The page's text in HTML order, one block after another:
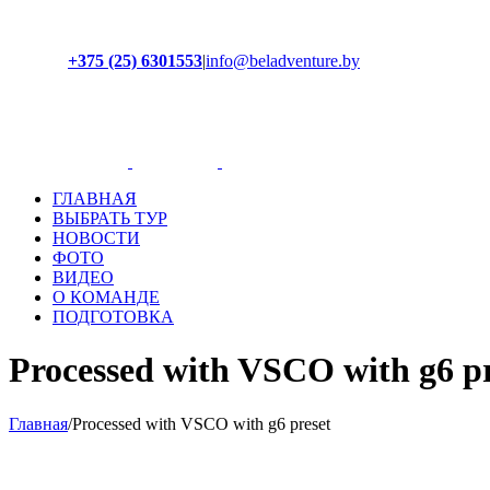
+375 (25) 6301553|info@beladventure.by
ГЛАВНАЯ
ВЫБРАТЬ ТУР
НОВОСТИ
ФОТО
ВИДЕО
О КОМАНДЕ
ПОДГОТОВКА
Processed with VSCO with g6
Главная/Processed with VSCO with g6 preset